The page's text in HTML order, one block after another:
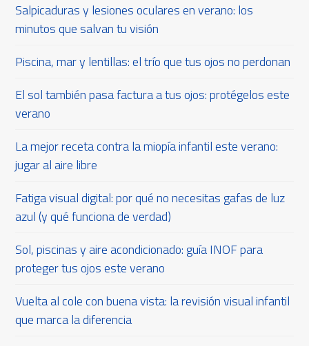
Salpicaduras y lesiones oculares en verano: los
minutos que salvan tu visión
Piscina, mar y lentillas: el trío que tus ojos no perdonan
El sol también pasa factura a tus ojos: protégelos este
verano
La mejor receta contra la miopía infantil este verano:
jugar al aire libre
Fatiga visual digital: por qué no necesitas gafas de luz
azul (y qué funciona de verdad)
Sol, piscinas y aire acondicionado: guía INOF para
proteger tus ojos este verano
Vuelta al cole con buena vista: la revisión visual infantil
que marca la diferencia